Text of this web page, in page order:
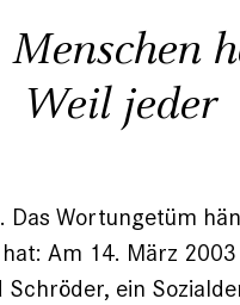
jeder
Das Wort­ungetüm
Am 14. März
ein